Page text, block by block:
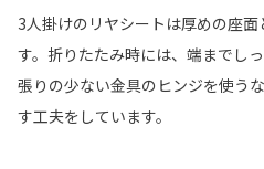
3人掛けのリヤシートは厚めの座
す。折りたたみ時には、端までし
張りの少ない金具のヒンジを使う
す工夫をしています。